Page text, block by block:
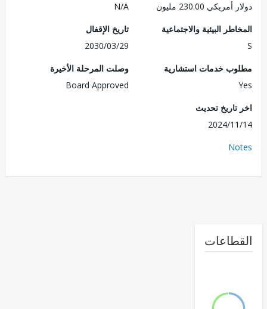
230.00 مليون
N/A
البيئية والاجتماعية
تاريخ الإقفال
2030/03/29
خدمات استشارية
وصلت المرحلة الأخيرة
Board Approved
تحديث
2024/